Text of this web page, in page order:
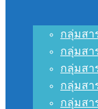
กลุ่มสา
กลุ่มสา
กลุ่มสา
กลุ่มสา
กลุ่มสา